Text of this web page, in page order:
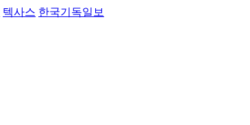
텍사스 한국기독일보